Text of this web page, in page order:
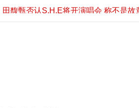
田馥甄否认S.H.E将开演唱会 称不是故
望11:08
田馥甄否认S.H.E将开演唱会 称不是故